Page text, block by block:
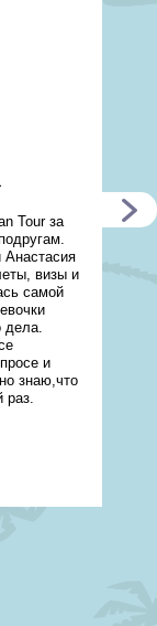
Tour за
Анастасия
визы и
самой
дела.
и
знаю,что
раз.